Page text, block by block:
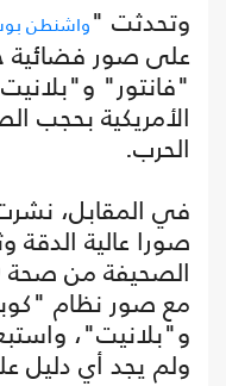
وتحدثت "واشنطن
على صور فضائية
"فانتور"
الأمريكية بحجب
الحرب.
في المقابل،
صورا عالية
مع صور نظام
ولم يجد أي دليل